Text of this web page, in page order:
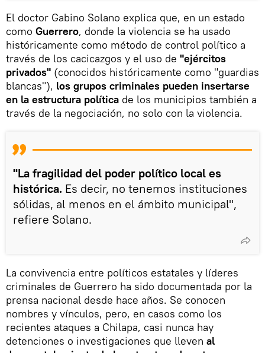
El doctor Gabino Solano explica que, en un estado
como Guerrero, donde la violencia se ha usado
históricamente como método de control político a
través de los cacicazgos y el uso de "ejércitos
privados" (conocidos históricamente como "guardias
blancas"), los grupos criminales pueden insertarse
en la estructura política de los municipios también a
través de la negociación, no solo con la violencia.
"La fragilidad del poder político local es
histórica. Es decir, no tenemos instituciones
sólidas, al menos en el ámbito municipal",
refiere Solano.
La convivencia entre políticos estatales y líderes
criminales de Guerrero ha sido documentada por la
prensa nacional desde hace años. Se conocen
nombres y vínculos, pero, en casos como los
recientes ataques a Chilapa, casi nunca hay
detenciones o investigaciones que lleven al